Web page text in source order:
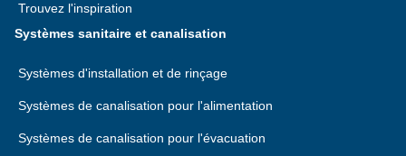
Trouvez l'inspiration
Systèmes sanitaire et canalisation
Systèmes d'installation et de rinçage
Systèmes de canalisation pour l'alimentation
Systèmes de canalisation pour l'évacuation